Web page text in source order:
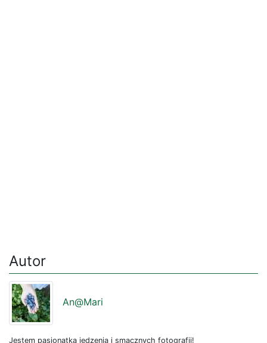
Autor
An@Mari
Jestem pasjonatką jedzenia i smacznych fotografii!